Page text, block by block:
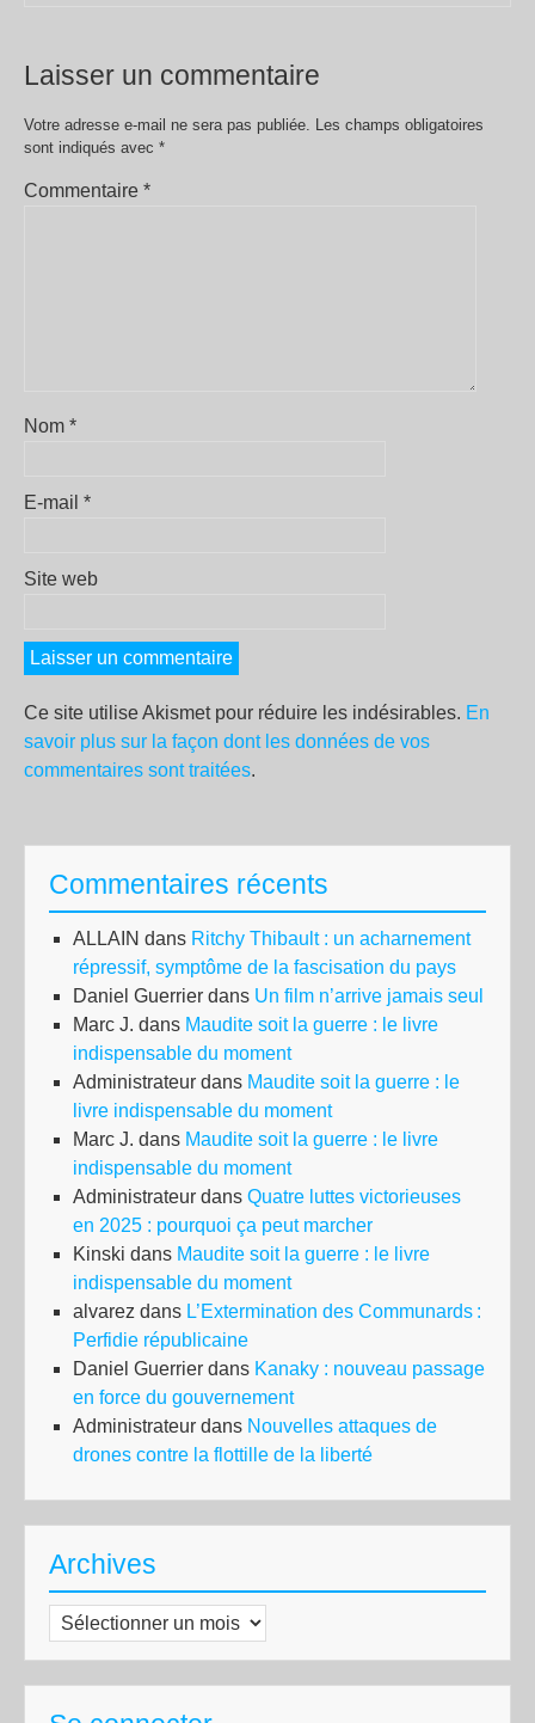
Laisser un commentaire
Votre adresse e-mail ne sera pas publiée. Les champs obligatoires
sont indiqués avec *
Commentaire *
Nom *
E-mail *
Site web
Ce site utilise Akismet pour réduire les indésirables. En
savoir plus sur la façon dont les données de vos
commentaires sont traitées.
Commentaires récents
ALLAIN dans Ritchy Thibault : un acharnement
répressif, symptôme de la fascisation du pays
Daniel Guerrier dans Un film n’arrive jamais seul
Marc J. dans Maudite soit la guerre : le livre
indispensable du moment
Administrateur dans Maudite soit la guerre : le
livre indispensable du moment
Marc J. dans Maudite soit la guerre : le livre
indispensable du moment
Administrateur dans Quatre luttes victorieuses
en 2025 : pourquoi ça peut marcher
Kinski dans Maudite soit la guerre : le livre
indispensable du moment
alvarez dans L’Extermination des Communards :
Perfidie républicaine
Daniel Guerrier dans Kanaky : nouveau passage
en force du gouvernement
Administrateur dans Nouvelles attaques de
drones contre la flottille de la liberté
Archives
Archives